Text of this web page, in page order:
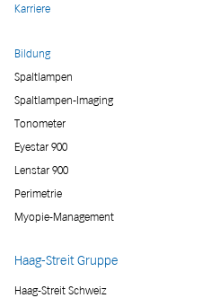
Karriere
Bildung
Spaltlampen
Spaltlampen-Imaging
Tonometer
Eyestar 900
Lenstar 900
Perimetrie
Myopie-Management
Haag-Streit Gruppe
Haag-Streit Schweiz